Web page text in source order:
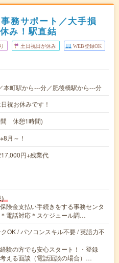
務サポート／大手損
み！駅直結
土日祝日が休み WEB登録OK
本町駅から---分／肥後橋駅から---分
祝お休みです！
間 休憩1時間)
月～！
円+残業代
険金支払い手続きをする事務センタ
電話対応＊スケジュール調…
OK / パソコンスキル不要 / 英語力不
験の方でも安心スタート！・登録
える面談（電話面談の場合）…